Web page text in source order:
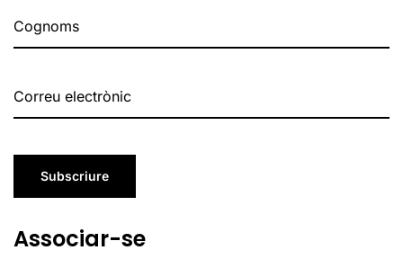
Subscriure
Associar-se